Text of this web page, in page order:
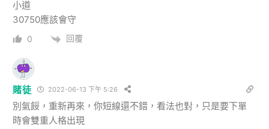
小道
30750應該會守
0 回覆
賭徒 2022-06-13 下午 5:26
別氣餒，重新再來，你短線還不錯，看法也對，只是要下單
時會雙重人格出現